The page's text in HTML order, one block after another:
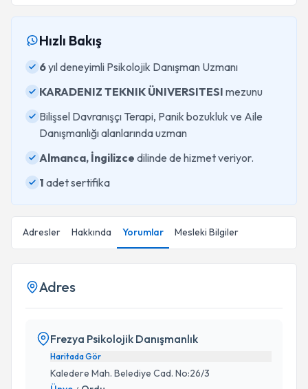
Hızlı Bakış
6yıl deneyimli Psikolojik Danışman Uzmanı
KARADENIZ TEKNIK ÜNIVERSITESI mezunu
Bilişsel Davranışçı Terapi, Panik bozukluk ve Aile
Danışmanlığı alanlarında uzman
Almanca, İngilizce dilinde de hizmet veriyor.
1 adet sertifika
Adresler Hakkında Yorumlar Mesleki Bilgiler
Adres
Frezya Psikolojik Danışmanlık
Haritada Gör
Kaledere Mah. Belediye Cad. No:26/3